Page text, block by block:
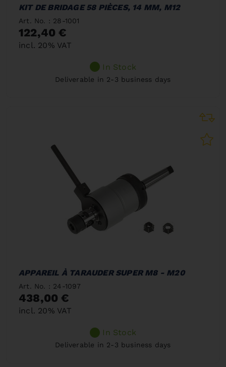
KIT DE BRIDAGE 58 PIÈCES, 14 MM, M12
Art. No. : 28-1001
122,40 €
incl. 20% VAT
In Stock
Deliverable in 2-3 business days
APPAREIL À TARAUDER SUPER M8 - M20
Art. No. : 24-1097
438,00 €
incl. 20% VAT
In Stock
Deliverable in 2-3 business days